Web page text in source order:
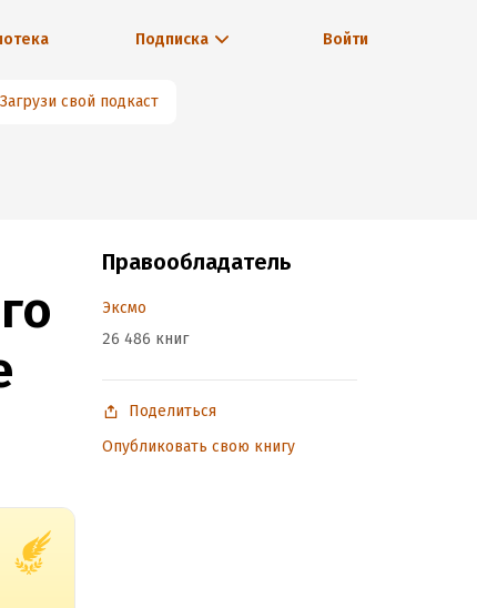
Подписка Войти
Загрузи свой подкаст
Правообладатель
Эксмо
26 486 книг
Поделиться
Опубликовать свою книгу